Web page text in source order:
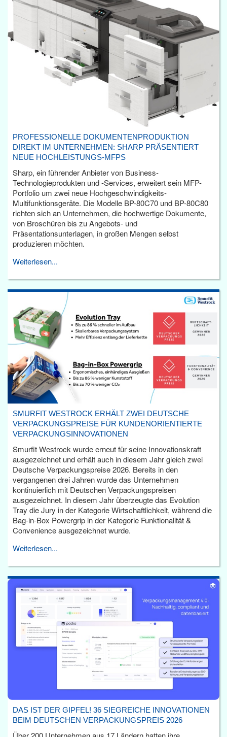
PROFESSIONELLE DOKUMENTENPRODUKTION
DIREKT IM UNTERNEHMEN: SHARP PRÄSENTIERT
NEUE HOCHLEISTUNGS-MFPS
Sharp, ein führender Anbieter von Business-
Technologieprodukten und -Services, erweitert sein MFP-
Portfolio um zwei neue Hochgeschwindigkeits-
Multifunktionsgeräte. Die Modelle BP-80C70 und BP-80C80
richten sich an Unternehmen, die hochwertige Dokumente,
von Broschüren bis zu Angebots- und
Präsentationsunterlagen, in großen Mengen selbst
produzieren möchten.
Weiterlesen...
SMURFIT WESTROCK ERHÄLT ZWEI DEUTSCHE
VERPACKUNGSPREISE FÜR KUNDENORIENTIERTE
VERPACKUNGSINNOVATIONEN
Smurfit Westrock wurde erneut für seine Innovationskraft
ausgezeichnet und erhält auch in diesem Jahr gleich zwei
Deutsche Verpackungspreise 2026. Bereits in den
vergangenen drei Jahren wurde das Unternehmen
kontinuierlich mit Deutschen Verpackungspreisen
ausgezeichnet. In diesem Jahr überzeugte das Evolution
Tray die Jury in der Kategorie Wirtschaftlichkeit, während die
Bag-in-Box Powergrip in der Kategorie Funktionalität &
Convenience ausgezeichnet wurde.
Weiterlesen...
DAS IST DER GIPFEL! 36 SIEGREICHE INNOVATIONEN
BEIM DEUTSCHEN VERPACKUNGSPREIS 2026